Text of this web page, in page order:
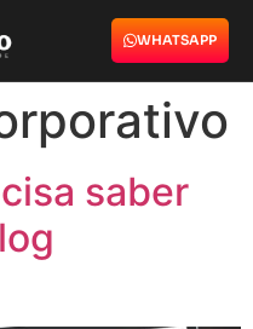
WHATSAPP
saber